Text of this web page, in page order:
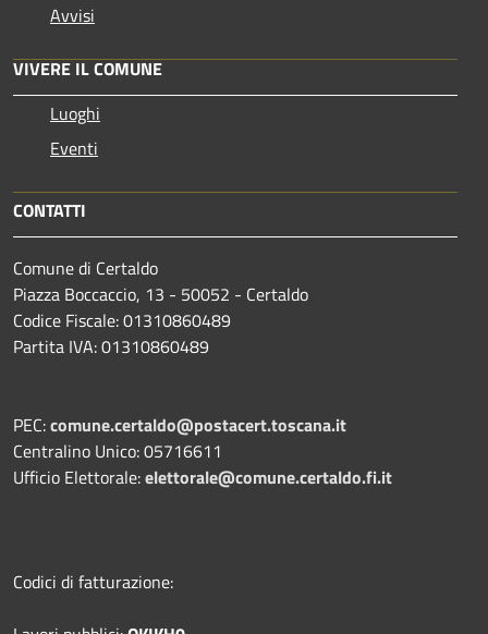
Avvisi
VIVERE IL COMUNE
Luoghi
Eventi
CONTATTI
Comune di Certaldo
Piazza Boccaccio, 13 - 50052 - Certaldo
Codice Fiscale: 01310860489
Partita IVA: 01310860489
PEC:comune.certaldo@postacert.toscana.it
Centralino Unico: 05716611
Ufficio Elettorale:elettorale@comune.certaldo.fi.it
Codici di fatturazione: